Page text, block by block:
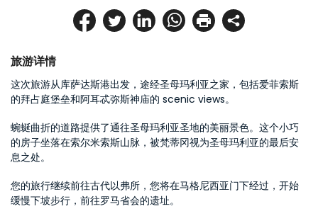
旅游详情
这次旅游从库萨达斯港出发，途经圣母玛利亚之家，包括爱菲索斯
的拜占庭堡垒和阿耳忒弥斯神庙的 scenic views。
蜿蜒曲折的道路提供了通往圣母玛利亚圣地的美丽景色。这个小巧
的房子坐落在索尔米索斯山脉，被梵蒂冈视为圣母玛利亚的最后安
息之处。
您的旅行继续前往古代以弗所，您将在马格尼西亚门下经过，开始
缓慢下坡步行，前往罗马省会的遗址。